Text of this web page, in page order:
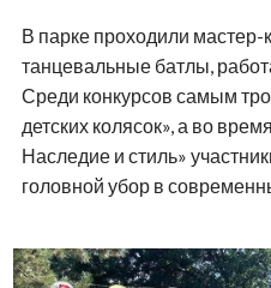
В парке проходили
танцевальные батлы,
Среди конкурсов самым
детских колясок», а во
Наследие и стиль»
головной убор в